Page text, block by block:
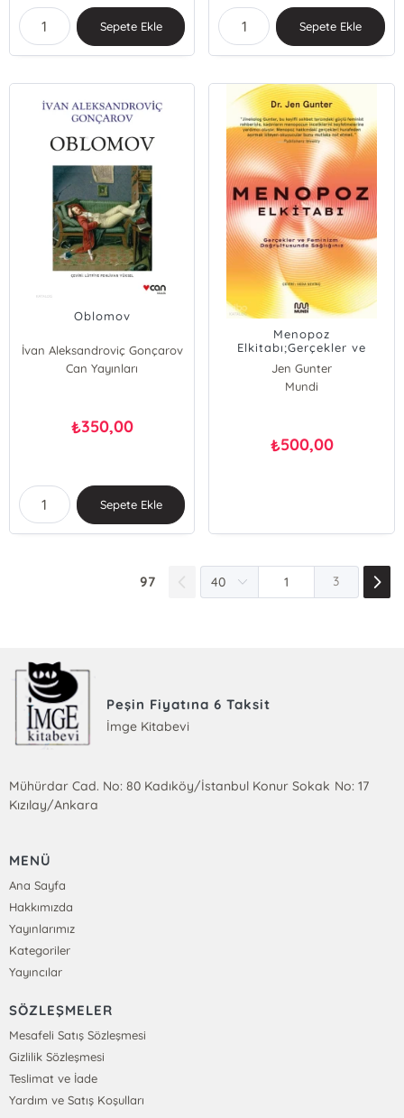
Sepete Ekle Sepete Ekle
Oblomov
İvan Aleksandroviç Gonçarov
Can Yayınları
₺350,00
Sepete Ekle
Menopoz
Elkitabı;Gerçekler ve
Feminizm Doğrultusunda
Sağlığınız
Jen Gunter
Mundi
₺500,00
97 3
Peşin Fiyatına 6 Taksit
İmge Kitabevi
Mühürdar Cad. No: 80 Kadıköy/İstanbul Konur Sokak No: 17
Kızılay/Ankara
MENÜ
Ana Sayfa
Hakkımızda
Yayınlarımız
Kategoriler
Yayıncılar
SÖZLEŞMELER
Mesafeli Satış Sözleşmesi
Gizlilik Sözleşmesi
Teslimat ve İade
Yardım ve Satış Koşulları